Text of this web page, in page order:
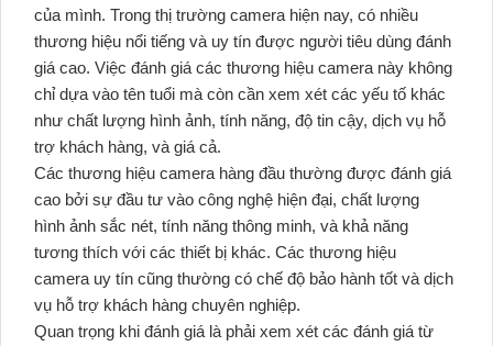
của mình. Trong thị trường camera hiện nay, có nhiều
thương hiệu nổi tiếng và uy tín được người tiêu dùng đánh
giá cao. Việc đánh giá các thương hiệu camera này không
chỉ dựa vào tên tuổi mà còn cần xem xét các yếu tố khác
như chất lượng hình ảnh, tính năng, độ tin cậy, dịch vụ hỗ
trợ khách hàng, và giá cả.
Các thương hiệu camera hàng đầu thường được đánh giá
cao bởi sự đầu tư vào công nghệ hiện đại, chất lượng
hình ảnh sắc nét, tính năng thông minh, và khả năng
tương thích với các thiết bị khác. Các thương hiệu
camera uy tín cũng thường có chế độ bảo hành tốt và dịch
vụ hỗ trợ khách hàng chuyên nghiệp.
Quan trọng khi đánh giá là phải xem xét các đánh giá từ